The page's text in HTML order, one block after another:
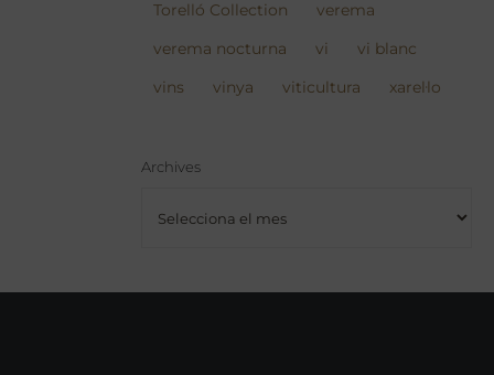
Torelló Collection verema
verema nocturna vi vi blanc
vins vinya viticultura xarel·lo
Archives